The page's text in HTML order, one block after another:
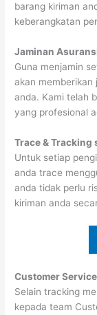
barang kiriman
keberangkatan
Jaminan
Guna menjamin
akan memberikan
anda. Kami telah
yang profesional
Trace & Tracking
Untuk setiap
anda trace
anda tidak perlu
kiriman anda
Customer
Selain tracking
kepada team